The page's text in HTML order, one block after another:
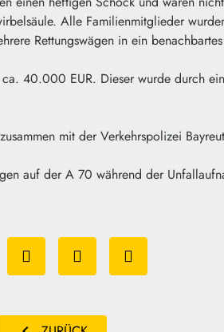
Alle Familienmitglieder
Rettungswägen in ein
40.000 EUR. Dieser wurde durch
mit der Verkehrspolizei
auf der A 70 während der